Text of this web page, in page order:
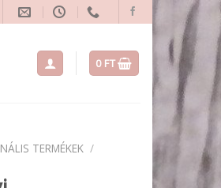
0 FT
TERMÉKEK /